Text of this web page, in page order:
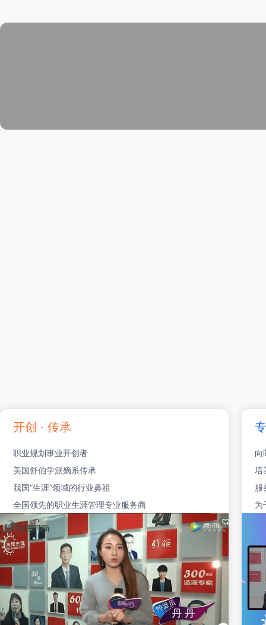
开创 · 传承
职业规划事业开创者
美国舒伯学派嫡系传承
我国“生涯”领域的行业鼻祖
全国领先的职业生涯管理专业服务商
向
培
服
为